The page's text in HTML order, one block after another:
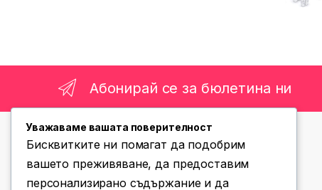
Абонирай се за бюлетина ни
Уважаваме вашата поверителност
Бисквитките ни помагат да подобрим
вашето преживяване, да предоставим
персонализирано съдържание и да